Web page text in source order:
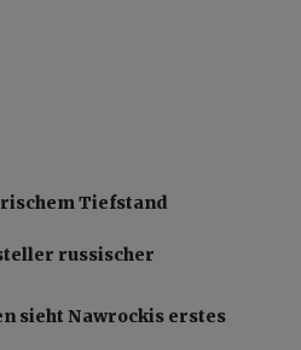
Tiefstand
russischer
sieht Nawrockis erstes